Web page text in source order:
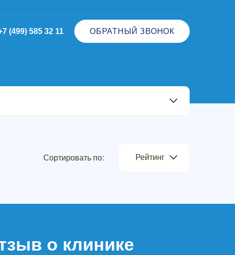
(499) 585 32 11 ОБРАТНЫЙ ЗВОНОК
Сортировать по: Рейтинг
о клинике